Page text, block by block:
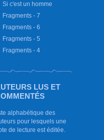
Si c'est un homme
Fragments - 7
Fragments - 6
Fragments - 5
Fragments - 4
LUS ET
alphabétique des
pour lesquels une
de lecture est éditée.